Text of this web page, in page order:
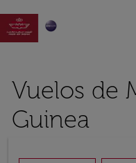

Vuelos de
Guinea